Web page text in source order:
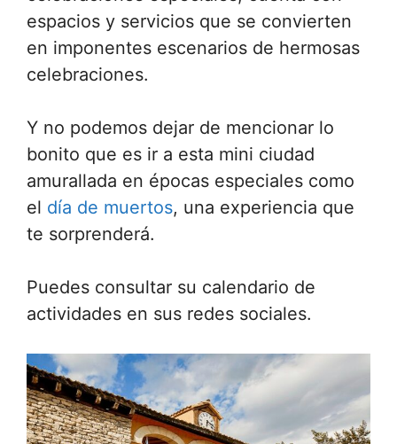
espacios y servicios que se convierten
en imponentes escenarios de hermosas
celebraciones.
Y no podemos dejar de mencionar lo
bonito que es ir a esta mini ciudad
amurallada en épocas especiales como
el día de muertos, una experiencia que
te sorprenderá.
Puedes consultar su calendario de
actividades en sus redes sociales.